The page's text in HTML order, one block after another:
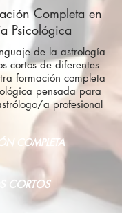
Completa en
Psicológica
de la astrología
cortos de diferentes
formación completa
pensada para
a profesional
COMPLETA
CORTOS